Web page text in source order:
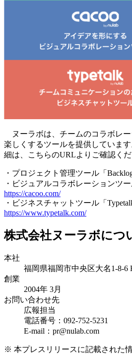
ヌーラボは、チームのコラボレ
楽しくするツールを提供していま
細は、こちらのURLよりご確認くだ
・プロジェクト管理ツール「
・ビジュアルコラボレーションツー
https://cacoo.com/
・ビジネスチャットツール「
https://www.typetalk.com/
株式会社ヌーラボにつ
本社
福岡県福岡市中央区大名1-8-6
創業
2004年 3月
お問い合わせ先
広報担当
電話番号：092-752-5231
E-mail：pr@nulab.com
※ 本プレスリリースに記載された